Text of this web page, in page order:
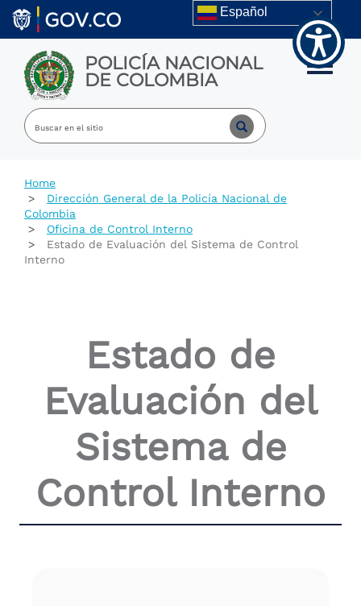
Welcome
All
Accessibility
screen
reader.
Accessibility
screen
reader,
press
interact
Skip to main content Español
POLICÍA NACIONAL
DE COLOMBIA Toggle
Home
Dirección General de la Policía Nacional de
Colombia
Oficina de Control Interno
Estado de Evaluación del Sistema de Control
Interno
Estado de
Evaluación del
Sistema de
Control Interno